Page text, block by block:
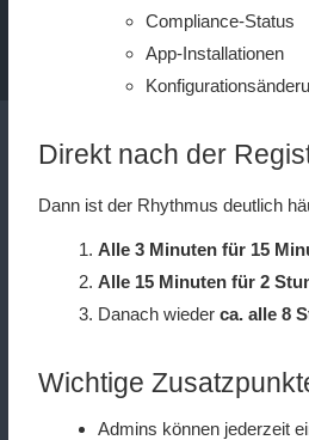
Compliance-Status
App-Installationen
Direkt nach der
Dann ist der Rhythmus deutlich
Alle 3 Minuten für 15
Alle 15 Minuten für 2
Danach wieder ca. alle 8
Wichtige
Admins können jederzeit